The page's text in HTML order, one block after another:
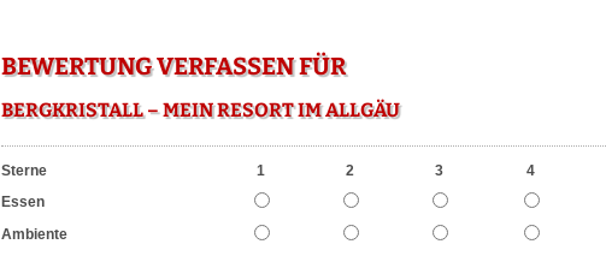
BEWERTUNG VERFASSEN FÜR
BERGKRISTALL – MEIN RESORT IM ALLGÄU
Sterne 1 2 3
4
Essen
Ambiente